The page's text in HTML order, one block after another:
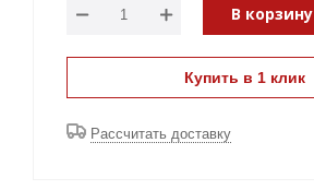
В корзину
Купить в 1 клик
Рассчитать доставку